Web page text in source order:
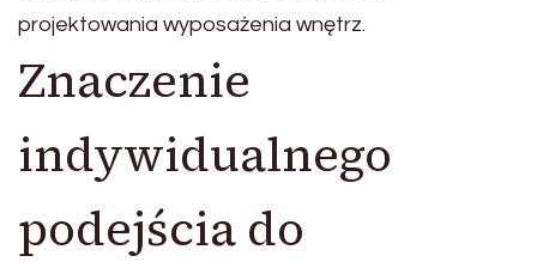
projektowania wyposażenia wnętrz.
Znaczenie
indywidualnego
podejścia do